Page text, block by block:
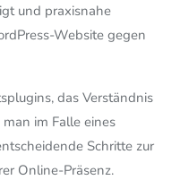
und praxisnahe
Website gegen
das Verständnis
im Falle eines
Schritte zur
Online-Präsenz.